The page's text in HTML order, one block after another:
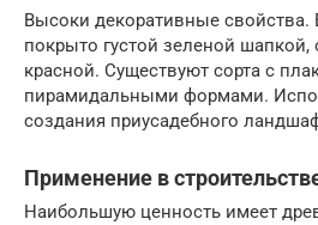
Высоки декоративные свойства.
покрыто густой зеленой
красной. Существуют сорта с
пирамидальными формами.
создания приусадебного
Применение в
Наибольшую ценность имеет